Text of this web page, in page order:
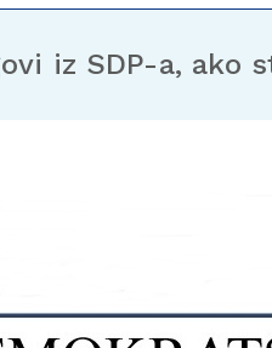
iz SDP-a,